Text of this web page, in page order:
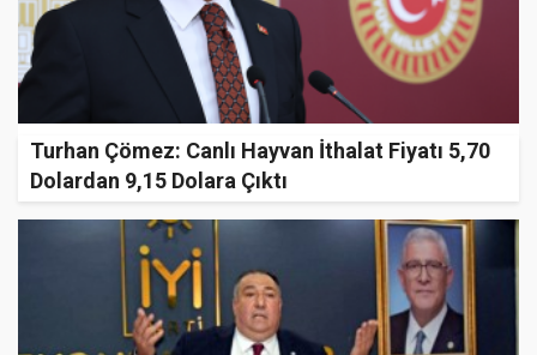
Turhan Çömez: Canlı Hayvan İthalat Fiyatı 5,70
Dolardan 9,15 Dolara Çıktı